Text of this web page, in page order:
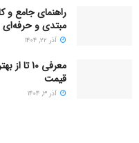
راهنمای جامع و
مبتدی و حرفه‌ای
آذر ۲۲, ۱۴۰۴
معرفی 10
قیمت
آذر ۳, ۱۴۰۴